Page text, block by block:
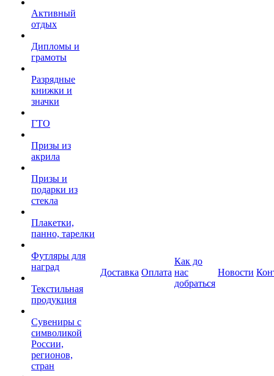
Активный
отдых
Дипломы и
грамоты
Разрядные
книжки и
значки
ГТО
Призы из
акрила
Призы и
подарки из
стекла
Плакетки,
панно, тарелки
Футляры для
наград
Текстильная
продукция
Сувениры с
символикой
России,
регионов,
стран
Доставка Оплата
Как до
нас
добраться
Новости